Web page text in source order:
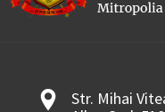
Str. Mihai